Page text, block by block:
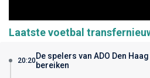
Laatste voetbal
20:20De spelers van ADO Den
bereiken